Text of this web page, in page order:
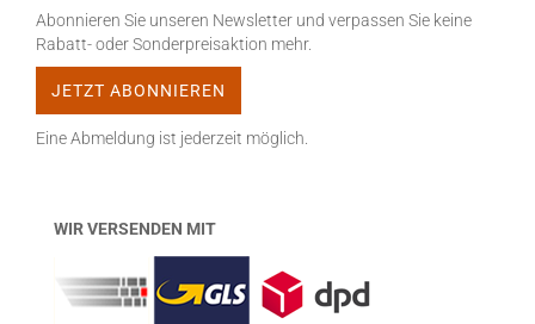
Abonnieren Sie unseren Newsletter und verpassen Sie keine
Rabatt- oder Sonderpreisaktion mehr.
Eine Abmeldung ist jederzeit möglich.
WIR VERSENDEN MIT